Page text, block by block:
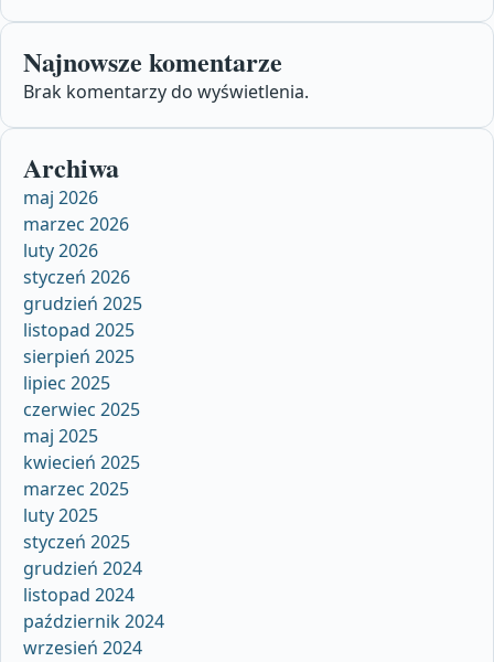
Najnowsze komentarze
Brak komentarzy do wyświetlenia.
Archiwa
maj 2026
marzec 2026
luty 2026
styczeń 2026
grudzień 2025
listopad 2025
sierpień 2025
lipiec 2025
czerwiec 2025
maj 2025
kwiecień 2025
marzec 2025
luty 2025
styczeń 2025
grudzień 2024
listopad 2024
październik 2024
wrzesień 2024